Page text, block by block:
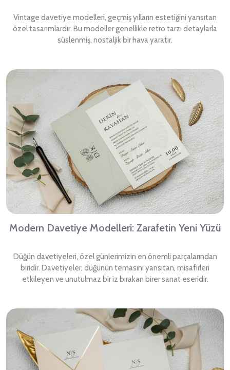
Vintage davetiye modelleri, geçmiş yılların estetiğini yansıtan
özel tasarımlardır. Bu modeller genellikle retro tarzı detaylarla
süslenmiş, nostaljik bir hava yaratır.
Modern Davetiye Modelleri: Zarafetin Yeni Yüzü
Düğün davetiyeleri, özel günlerimizin en önemli parçalarından
biridir. Davetiyeler, düğünün temasını yansıtan, misafirleri
etkileyen ve unutulmaz bir iz bırakan birer sanat eseridir.